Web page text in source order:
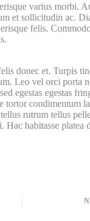
varius morbi.
et sollicitudin ac.
felis.
donec et. Turpis
Leo vel orci porta
egestas egestas
tortor condimentum
rutrum tellus
Hac habitasse platea